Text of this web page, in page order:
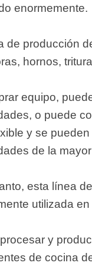
enormemente.
de producción
hornos,
equipo,
o puede
y se
de la
esta línea
utilizada
y
de cocina